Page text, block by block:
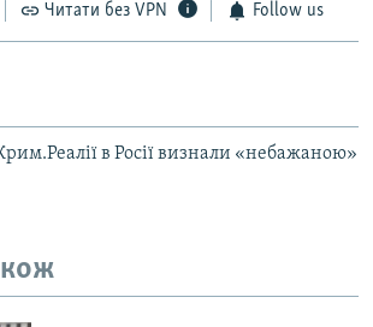
Читати без VPN Follow us
в Росії визнали «небажаною»